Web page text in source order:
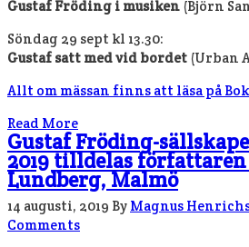
Gustaf Fröding i musiken (Björn
Söndag 29 sept kl 13.30:
Gustaf satt med vid bordet (Urban
Allt om mässan finns att läsa på
Read More
Gustaf Fröding-
2019 tilldelas
Lundberg, Malmö
14 augusti, 2019 By Magnus
Comments